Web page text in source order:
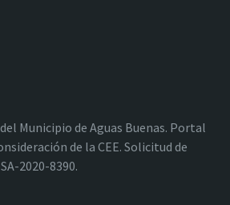
Municipio de Aguas Buenas. Portal
de la CEE. Solicitud de
2020-8390.